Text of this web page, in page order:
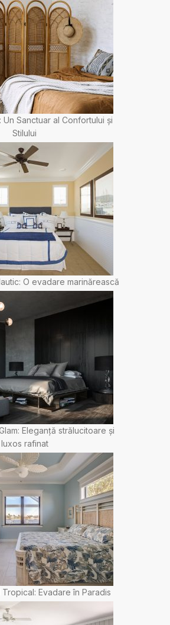
Un Sanctuar al Confortului și
Stilului
O evadare marinărească
Eleganță strălucitoare și
luxos rafinat
Tropical: Evadare în Paradis